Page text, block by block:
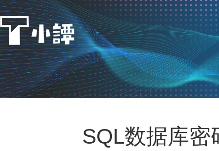
SQL数据库